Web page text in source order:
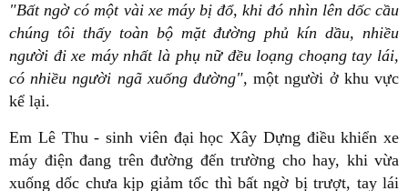
"Bất ngờ có một vài xe máy bị đổ, khi đó nhìn lên dốc cầu
chúng tôi thấy toàn bộ mặt đường phủ kín dầu, nhiều
người đi xe máy nhất là phụ nữ đều loạng choạng tay lái,
có nhiều người ngã xuống đường", một người ở khu vực
kể lại.
Em Lê Thu - sinh viên đại học Xây Dựng điều khiển xe
máy điện đang trên đường đến trường cho hay, khi vừa
xuống dốc chưa kịp giảm tốc thì bất ngờ bị trượt, tay lái